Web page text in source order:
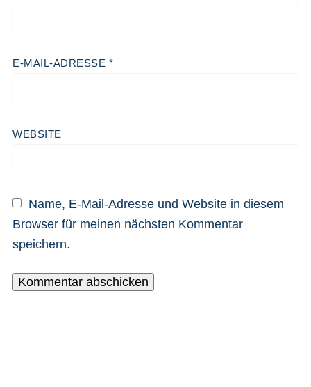
E-MAIL-ADRESSE *
WEBSITE
Name, E-Mail-Adresse und Website in diesem
Browser für meinen nächsten Kommentar
speichern.